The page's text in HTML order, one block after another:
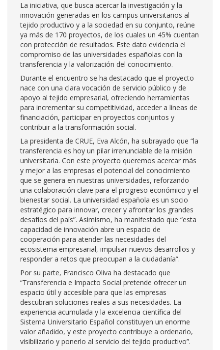
La iniciativa, que busca acercar la investigación y la
innovación generadas en los campus universitarios al
tejido productivo y a la sociedad en su conjunto, reúne
ya más de 170 proyectos, de los cuales un 45% cuentan
con protección de resultados. Este dato evidencia el
compromiso de las universidades españolas con la
transferencia y la valorización del conocimiento.
Durante el encuentro se ha destacado que el proyecto
nace con una clara vocación de servicio público y de
apoyo al tejido empresarial, ofreciendo herramientas
para incrementar su competitividad, acceder a líneas de
financiación, participar en proyectos conjuntos y
contribuir a la transformación social.
La presidenta de CRUE, Eva Alcón, ha subrayado que “la
transferencia es hoy un pilar irrenunciable de la misión
universitaria. Con este proyecto queremos acercar más
y mejor a las empresas el potencial del conocimiento
que se genera en nuestras universidades, reforzando
una colaboración clave para el progreso económico y el
bienestar social. La universidad española es un socio
estratégico para innovar, crecer y afrontar los grandes
desafíos del país”. Asimismo, ha manifestado que “esta
capacidad de innovación abre un espacio de
cooperación para atender las necesidades del
ecosistema empresarial, impulsar nuevos desarrollos y
responder a retos que preocupan a la ciudadanía”.
Por su parte, Francisco Oliva ha destacado que
“Transferencia e Impacto Social pretende ofrecer un
espacio útil y accesible para que las empresas
descubran soluciones reales a sus necesidades. La
experiencia acumulada y la excelencia científica del
Sistema Universitario Español constituyen un enorme
valor añadido, y este proyecto contribuye a ordenarlo,
visibilizarlo y ponerlo al servicio del tejido productivo”.